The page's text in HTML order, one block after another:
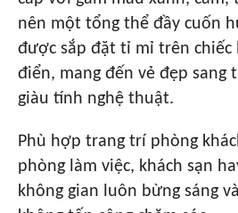
nên một tổng thể đầy cuốn
được sắp đặt tỉ mỉ trên chiếc
điển, mang đến vẻ đẹp sang
giàu tính nghệ thuật.
Phù hợp trang trí phòng
phòng làm việc, khách sạn
không gian luôn bừng sáng